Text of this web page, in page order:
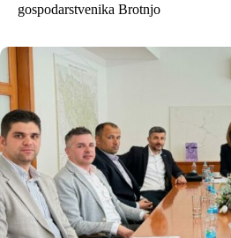
gospodarstvenika Brotnjo